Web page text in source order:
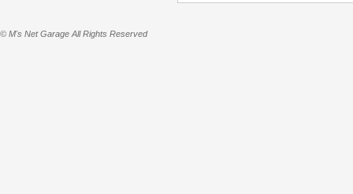
© M's Net Garage All Rights Reserved